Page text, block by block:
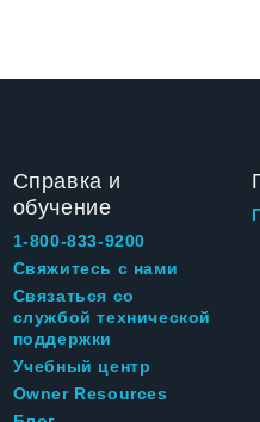
Справка и
обучение
1-800-833-9200
Свяжитесь с нами
Связаться со
службой технической
поддержки
Учебный центр
Owner Resources